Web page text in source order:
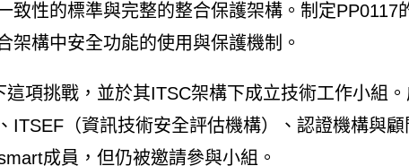
致性的標準與完整的整合保護架構。制定PP0117
架構中安全功能的使用與保護機制。
這項挑戰，並於其ITSC架構下成立技術工作小組
ITSEF（資訊技術安全評估機構）、認證機構與
成員，但仍被邀請參與小組。